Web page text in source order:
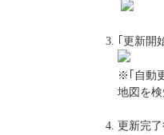
｢更新開
※｢自動
地図を
更新完